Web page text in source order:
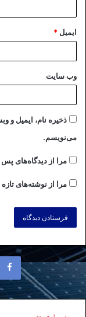
ایمیل *
وب‌ سایت
ذخیره نام، ایمیل و
می‌نویسم.
مرا از دیدگاه‌های پس
مرا از نوشته‌های تازه